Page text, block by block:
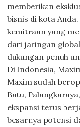
memberikan
bisnis di kota
kemitraan yang
dari jaringan
dukungan penuh
Di Indonesia,
Maxim sudah
Batu,
ekspansi terus
besarnya potensi